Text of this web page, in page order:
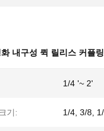
화 내구성 퀵 릴리스 커플링
1/4 '~ 2'
기: 1/4, 3/8,